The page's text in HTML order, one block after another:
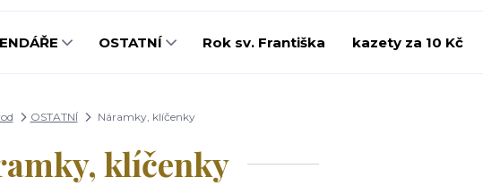
OSTATNÍ Rok sv. Františka kazety za 10 Kč
OSTATNÍ Náramky, klíčenky
klíčenky